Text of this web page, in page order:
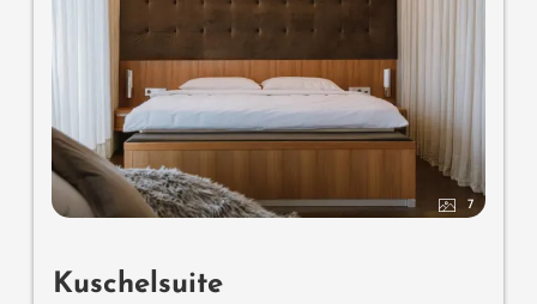
7
Kuschelsuite